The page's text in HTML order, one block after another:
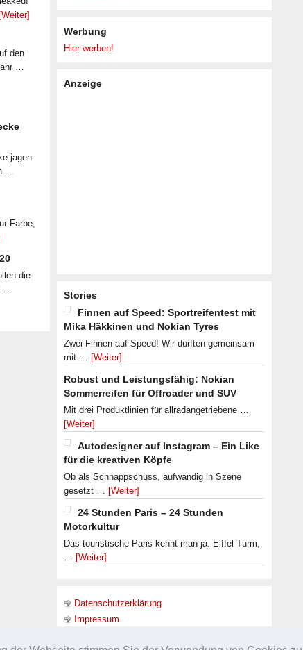
[Weiter]
den
…
jagen:
…
Farbe,
die
…
Werbung
Hier werben!
Anzeige
Stories
Finnen auf Speed: Sportreifentest mit
Mika Häkkinen und Nokian Tyres
Zwei Finnen auf Speed! Wir durften gemeinsam
mit … [Weiter]
Robust und Leistungsfähig: Nokian
Sommerreifen für Offroader und SUV
Mit drei Produktlinien für allradangetriebene …
[Weiter]
Autodesigner auf Instagram – Ein Like
für die kreativen Köpfe
Ob als Schnappschuss, aufwändig in Szene
gesetzt … [Weiter]
24 Stunden Paris – 24 Stunden
Motorkultur
Das touristische Paris kennt man ja. Eiffel-Turm,
… [Weiter]
Datenschutzerklärung
Impressum